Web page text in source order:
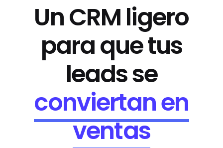
Un CRM ligero
para que tus
leads se
conviertan en
ventas